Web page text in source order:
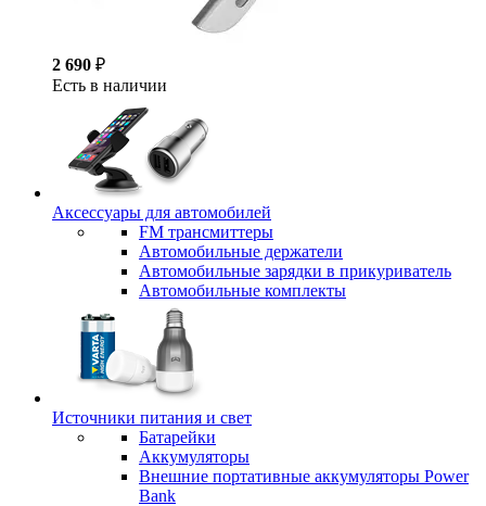
2 690 ₽
Есть в наличии
Аксессуары для автомобилей
FM трансмиттеры
Автомобильные держатели
Автомобильные зарядки в прикуриватель
Автомобильные комплекты
Источники питания и свет
Батарейки
Аккумуляторы
Внешние портативные аккумуляторы Power
Bank